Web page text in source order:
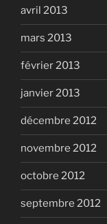
avril 2013
mars 2013
février 2013
janvier 2013
décembre 2012
novembre 2012
octobre 2012
septembre 2012